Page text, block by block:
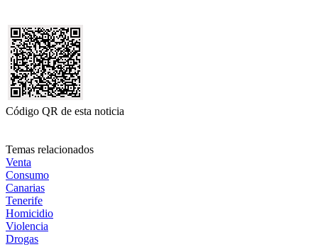
Código QR de esta noticia
Temas relacionados
Venta
Consumo
Canarias
Tenerife
Homicidio
Violencia
Drogas